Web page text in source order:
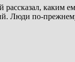
Люди по-